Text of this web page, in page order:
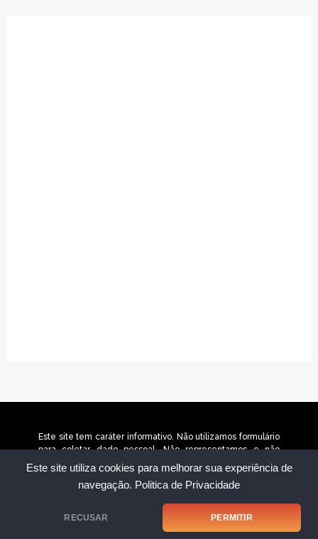
Este site utiliza cookies para melhorar sua experiência de
navegação. Politica de Privacidade
RECUSAR PERMITIR
Este site tem caráter informativo. Não utilizamos formulário
para coletar dado pessoal. Não representamos e não
temos relação com nenhuma empresa ou programa citado
no conteúdo deste site. © 2025 portaldaeducativa.com.br –
Todos os direitos reservados. © 2026